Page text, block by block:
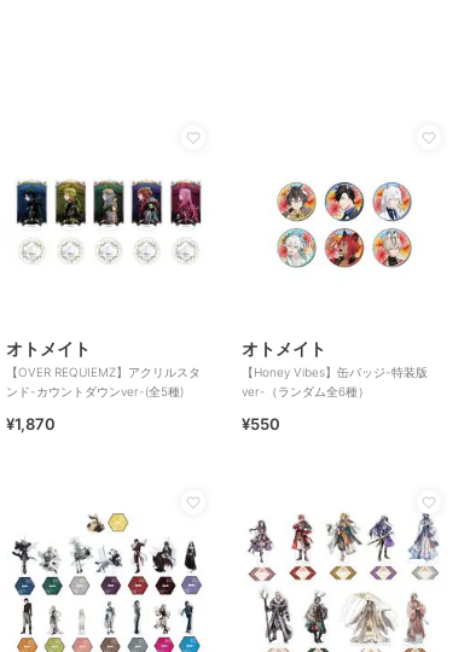
オトメイト
【OVER REQUIEMZ】アクリルスタ
ンド-カウントダウンver-(全5種)
¥1,870
オトメイト
【Honey Vibes】缶バッジ-特装版
ver-（ランダム全6種）
¥550